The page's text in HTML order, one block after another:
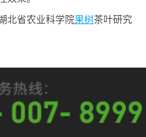
北省农业科学院果树茶叶研究